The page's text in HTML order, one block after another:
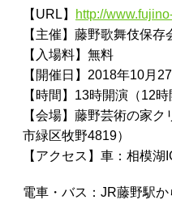
【URL】 http://
【主催】藤野歌舞伎保存
【入場料】無料
【開催日】2018年10月
【時間】13時開演（12時
【会場】藤野芸術の家
市緑区牧野4819）
【アクセス】車：相模湖
電車・バス：JR藤野駅